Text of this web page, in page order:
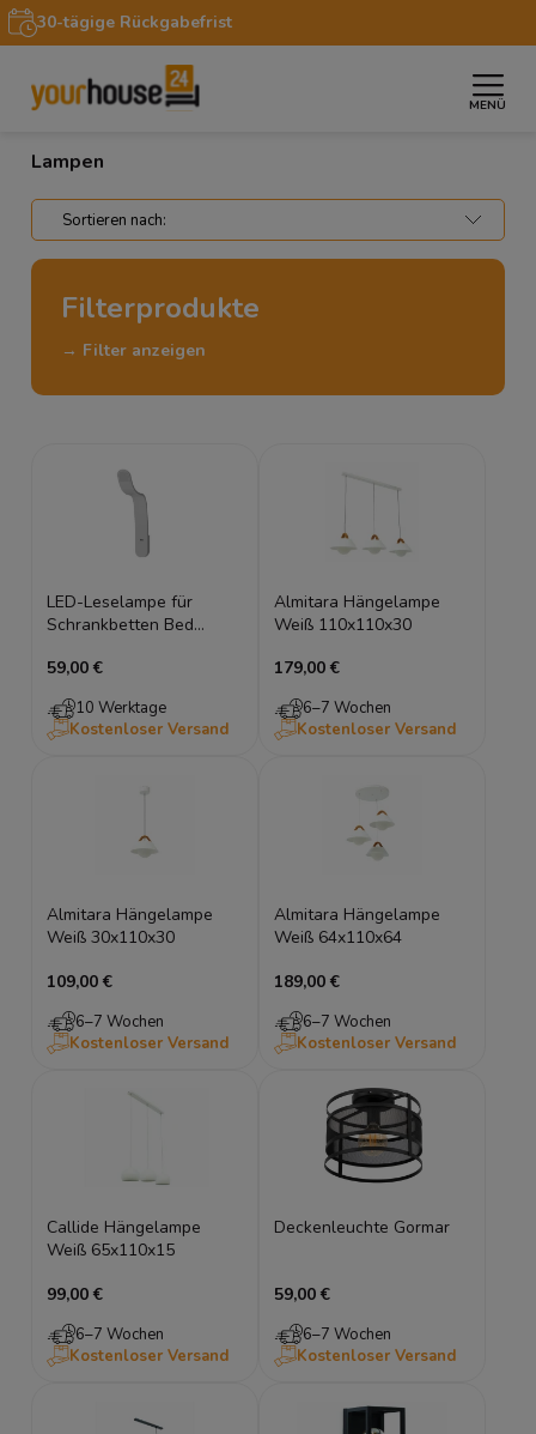
30-tägige Rückgabefrist
MENÜ
Startseite » Lampen
Lampen
Filterprodukte
→ Filter anzeigen
LED-Leselampe für
Schrankbetten Bed
Anschluss
59,00 €
10 Werktage
Kostenloser Versand
Almitara Hängelampe
Weiß 110x110x30
179,00 €
6–7 Wochen
Kostenloser Versand
Almitara Hängelampe
Weiß 30x110x30
109,00 €
6–7 Wochen
Kostenloser Versand
Almitara Hängelampe
Weiß 64x110x64
189,00 €
6–7 Wochen
Kostenloser Versand
Callide Hängelampe
Weiß 65x110x15
99,00 €
6–7 Wochen
Kostenloser Versand
Deckenleuchte Gormar
59,00 €
6–7 Wochen
Kostenloser Versand